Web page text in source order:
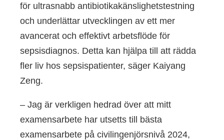
för ultrasnabb antibiotikakänslighetstestning
och underlättar utvecklingen av ett mer
avancerat och effektivt arbetsflöde för
sepsisdiagnos. Detta kan hjälpa till att rädda
fler liv hos sepsispatienter, säger Kaiyang
Zeng.
– Jag är verkligen hedrad över att mitt
examensarbete har utsetts till bästa
examensarbete på civilingenjörsnivå 2024,